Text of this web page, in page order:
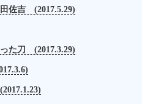
佐吉 (2017.5.29)
た刀 (2017.3.29)